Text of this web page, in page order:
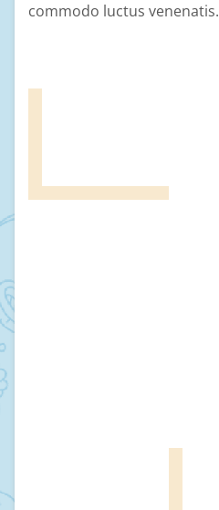
commodo luctus venenatis.